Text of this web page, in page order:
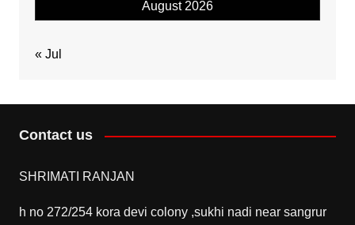
August 2026
« Jul
Contact us
SHRIMATI RANJAN
h no 272/254 kora devi colony ,sukhi nadi near sangrur